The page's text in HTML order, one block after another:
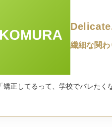
繊細な関わ
「矯正してるって、学校でバレた